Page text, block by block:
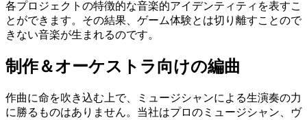
各プロジェクトの特徴的な音楽的アイデンティティを表すこ
とができます。その結果、ゲーム体験とは切り離すことので
きない音楽が生まれるのです。
制作＆オーケストラ向けの編曲
作曲に命を吹き込む上で、ミュージシャンによる生演奏の力
に勝るものはありません。当社はプロのミュージシャン、ヴ